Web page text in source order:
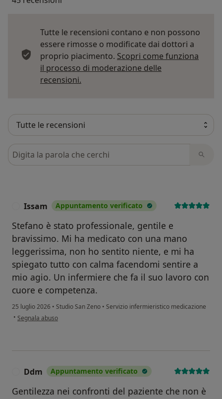
Tutte le recensioni contano e non possono
essere rimosse o modificate dai dottori a
proprio piacimento. Scopri come funziona
il processo di moderazione delle
recensioni.
Cerca nelle recensioni
Issam Appuntamento verificato
Stefano è stato professionale, gentile e
bravissimo. Mi ha medicato con una mano
leggerissima, non ho sentito niente, e mi ha
spiegato tutto con calma facendomi sentire a
mio agio. Un infermiere che fa il suo lavoro con
cuore e competenza.
25 luglio 2026 • Studio San Zeno • Servizio infermieristico medicazione
• secondo l'opinione dell'utente Issam
Segnala abuso
Ddm Appuntamento verificato
Gentilezza nei confronti del paziente che non è